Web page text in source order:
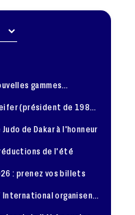
de Dakar à l'honneur
de l'été
: prenez vos billets